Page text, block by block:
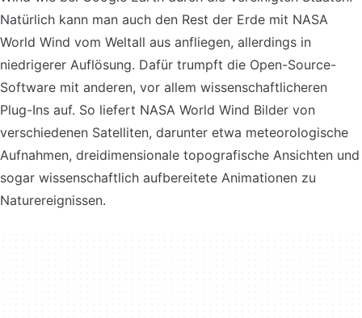
Natürlich kann man auch den Rest der Erde mit NASA
World Wind vom Weltall aus anfliegen, allerdings in
niedrigerer Auflösung. Dafür trumpft die Open-Source-
Software mit anderen, vor allem wissenschaftlicheren
Plug-Ins auf. So liefert NASA World Wind Bilder von
verschiedenen Satelliten, darunter etwa meteorologische
Aufnahmen, dreidimensionale topografische Ansichten und
sogar wissenschaftlich aufbereitete Animationen zu
Naturereignissen.